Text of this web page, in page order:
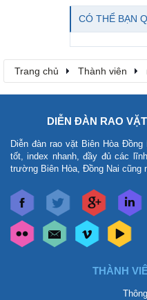
CÓ THỂ BẠN
Trang chủ Thành viên
DIỄN ĐÀN RAO
Diễn đàn rao vặt Biên Hòa Đồng
tốt, index nhanh, đầy đủ các
trường Biên Hòa, Đồng Nai cũng
THÀNH